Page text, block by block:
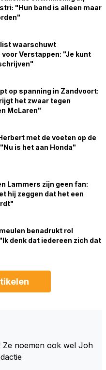
"Hun band is alleen maar
waarschuwt
Verstappen: "Je kunt
op spanning in Zandvoort:
het zwaar tegen
McLaren"
met de voeten op de
is het aan Honda"
Lammers zijn geen fan:
hij zeggen dat het een
benadrukt rol
denk dat iedereen zich dat
Ze noemen ook wel Joh